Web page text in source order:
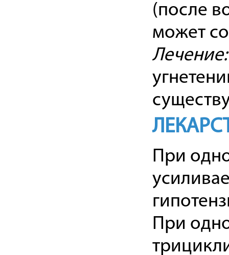
(после
может
Лечение:
При
При